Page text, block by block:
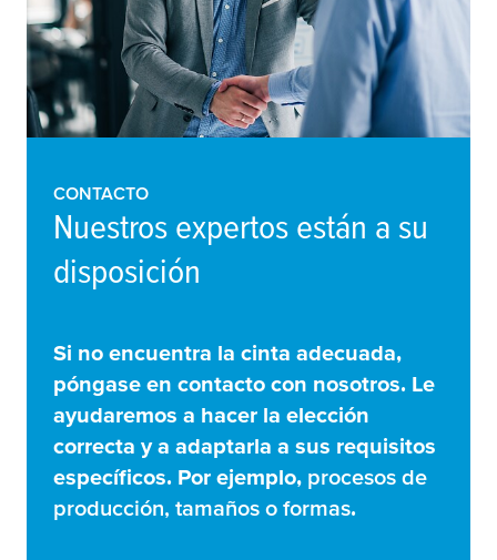
CONTACTO
Nuestros expertos están a su
disposición
Si no encuentra la cinta adecuada,
póngase en contacto con nosotros. Le
ayudaremos a hacer la elección
correcta y a adaptarla a sus requisitos
específicos. Por ejemplo, procesos de
producción, tamaños o formas.